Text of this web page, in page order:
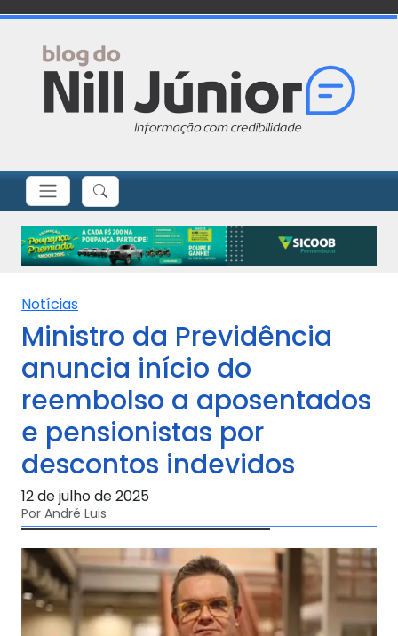
Notícias
Ministro da Previdência
anuncia início do
reembolso a aposentados
e pensionistas por
descontos indevidos
12 de julho de 2025
Por André Luis